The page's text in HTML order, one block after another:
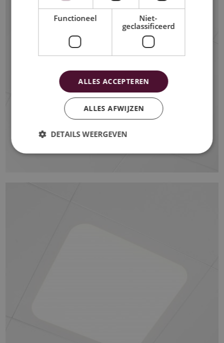
Functioneel
Niet-
geclassificeerd
ALLES ACCEPTEREN
ALLES AFWIJZEN
DETAILS WEERGEVEN